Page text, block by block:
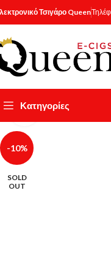
Τσιγάρο Queen
Κατηγορίες
-10%
SOLD
OUT
Κάντε κλικ για